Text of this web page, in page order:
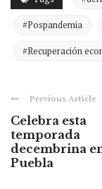
#Pospandemia
#Recuperación
Previous Article
Celebra esta
temporada
decembrina
Puebla